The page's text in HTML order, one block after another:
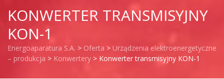
KONWERTER TRANSMISYJNY
KON-1
Energoaparatura S.A. > Oferta > Urządzenia elektroenergetyczne
– produkcja > Konwertery > Konwerter transmisyjny KON-1